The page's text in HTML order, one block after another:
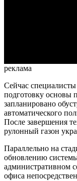
реклама
Сейчас специалисты
подготовку основы
запланировано
автоматического
После завершения
рулонный газон
Параллельно на
обновлению
административном
офиса